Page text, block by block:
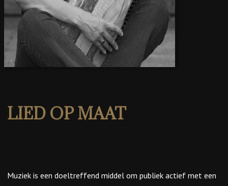
LIED OP MAAT
Muziek is een doeltreffend middel om publiek actief met een